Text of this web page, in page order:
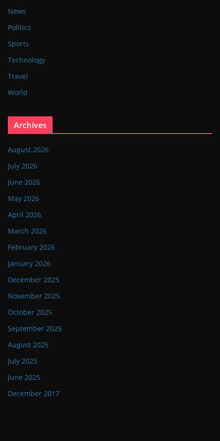
News
Politics
Sports
Technology
Travel
World
Archives
August 2026
July 2026
June 2026
May 2026
April 2026
March 2026
February 2026
January 2026
December 2025
November 2025
October 2025
September 2025
August 2025
July 2025
June 2025
December 2017